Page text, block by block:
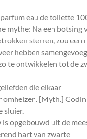
eau de toilette
mythe: Na een botsing
sterren, zou een
hebben
te ontwikkelen tot de
die elkaar
[Myth.] Godin
sluier.
is opgebouwd uit de
hart van zwarte